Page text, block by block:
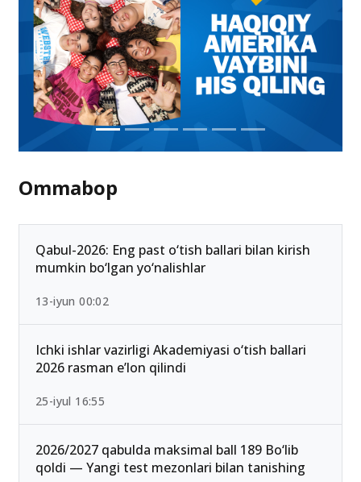
Ommabop
Qabul-2026: Eng past o‘tish ballari bilan kirish
mumkin bo‘lgan yo‘nalishlar
13-iyun 00:02
Ichki ishlar vazirligi Akademiyasi o‘tish ballari
2026 rasman e’lon qilindi
25-iyul 16:55
2026/2027 qabulda maksimal ball 189 Bo‘lib
qoldi — Yangi test mezonlari bilan tanishing